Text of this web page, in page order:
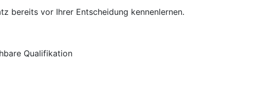
bereits vor Ihrer Entscheidung kennenlernen.
Qualifikation